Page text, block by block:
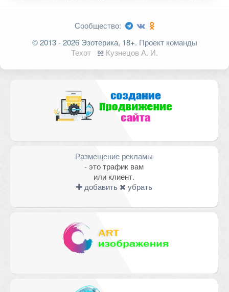
Ваш адрес email не будет
опубликован.
Обязательные поля
Комментарий
Email *
Сообщество:
© 2013 - 2026 Эзотерика, 18+. Проект команды
Техот
𝌴 Кузнецов А. И.
Размещение рекламы
- это трафик вам
или клиент.
добавить
убрать